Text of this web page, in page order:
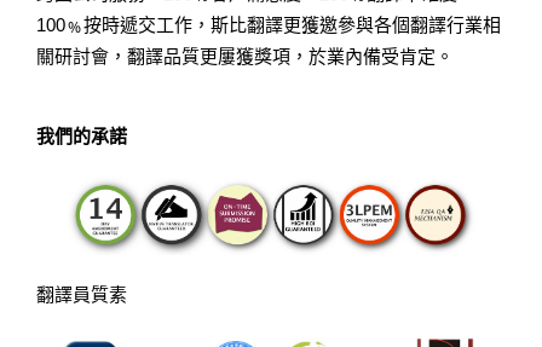
100﹪按時遞交工作，斯比翻譯更獲邀參與各個翻譯行業相
關研討會，翻譯品質更屢獲獎項，於業內備受肯定。
我們的承諾
翻譯員質素